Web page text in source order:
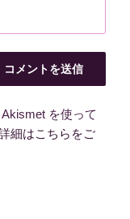
を使って
細はこちらをご